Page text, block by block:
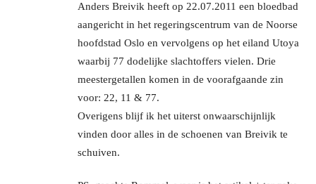
Anders Breivik heeft op 22.07.2011 een bloedbad
aangericht in het regeringscentrum van de Noorse
hoofdstad Oslo en vervolgens op het eiland Utoya
waarbij 77 dodelijke slachtoffers vielen. Drie
meestergetallen komen in de voorafgaande zin
voor: 22, 11 & 77.
Overigens blijf ik het uiterst onwaarschijnlijk
vinden door alles in de schoenen van Breivik te
schuiven.